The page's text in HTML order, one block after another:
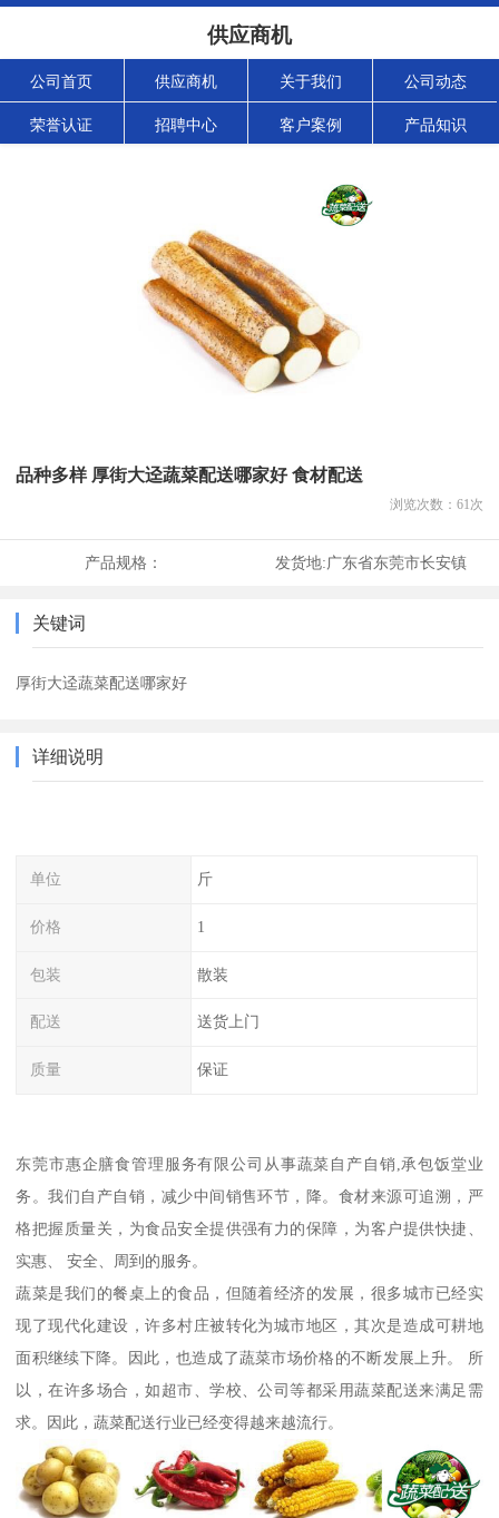
供应商机
公司首页 供应商机 关于我们 公司动态
荣誉认证 招聘中心 客户案例 产品知识
品种多样 厚街大迳蔬菜配送哪家好 食材配送
浏览次数： 61次
产品规格： 发货地:广东省东莞市长安镇
关键词
厚街大迳蔬菜配送哪家好
详细说明
单位 斤
价格 1
包装 散装
配送 送货上门
质量 保证
东莞市惠企膳食管理服务有限公司从事蔬菜自产自销,承包饭堂业
务。我们自产自销，减少中间销售环节，降。食材来源可追溯，严
格把握质量关，为食品安全提供强有力的保障，为客户提供快捷、
实惠、 安全、周到的服务。
蔬菜是我们的餐桌上的食品，但随着经济的发展，很多城市已经实
现了现代化建设，许多村庄被转化为城市地区，其次是造成可耕地
面积继续下降。因此，也造成了蔬菜市场价格的不断发展上升。 所
以，在许多场合，如超市、学校、公司等都采用蔬菜配送来满足需
求。因此，蔬菜配送行业已经变得越来越流行。